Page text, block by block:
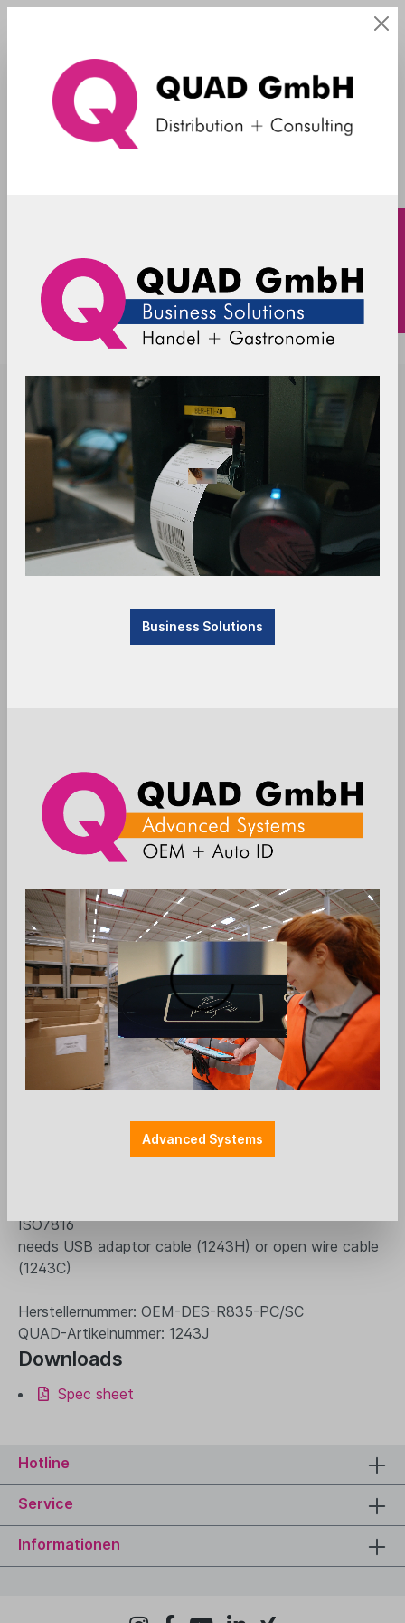
USB-PC/SC
OEM-DES-R835-PC/SC
Die Preise werden nach der Aktivierung
angezeigt
Zum Merkzettel hinzufügen
OEM OEM RFID Module
RFID OEM HF Read/Write Module -
OEM RFID HF Read/Write Module
all in one with intergrated antenna
ISO7816
needs USB adaptor cable (1243H) or open wire cable
(1243C)
Herstellernummer: OEM-DES-R835-PC/SC
QUAD-Artikelnummer: 1243J
Downloads
Spec sheet
Hotline
Service
Informationen
Business Solutions
Advanced Systems